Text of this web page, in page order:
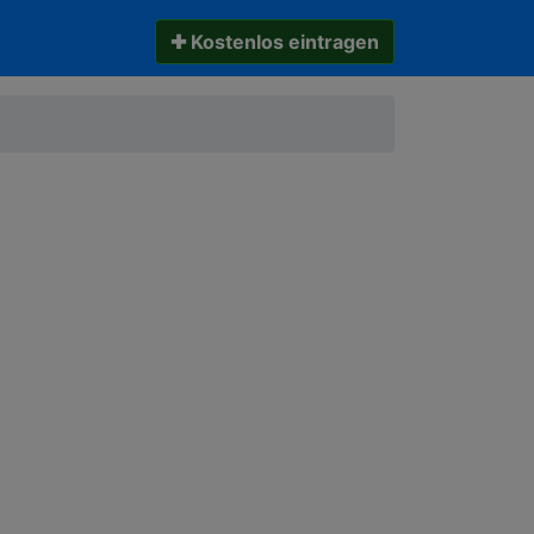
✚ Kostenlos eintragen